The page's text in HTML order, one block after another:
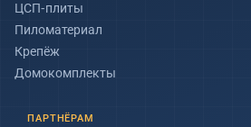
ЦСП-плиты
Пиломатериал
Крепёж
Домокомплекты
ПАРТНЁРАМ